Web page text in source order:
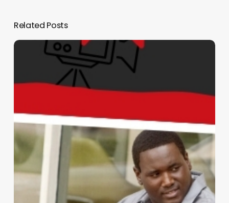
Related Posts